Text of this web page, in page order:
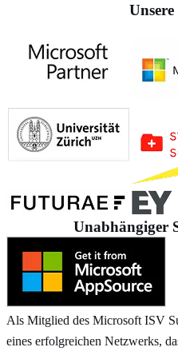
Unabhängiger
Als Mitglied des Microsoft ISV
eines erfolgreichen Netzwerks,